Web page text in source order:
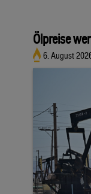
Ölpreise
6. August